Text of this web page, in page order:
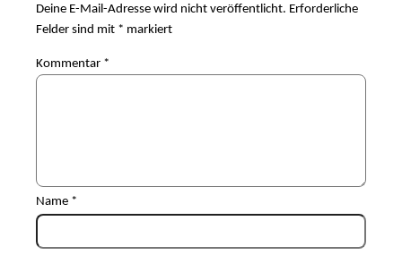
Deine E-Mail-Adresse wird nicht veröffentlicht. Erforderliche
Felder sind mit * markiert
Kommentar *
Name *